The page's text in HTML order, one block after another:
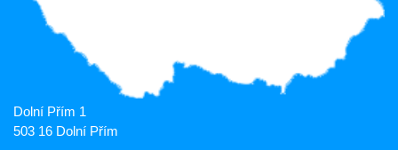
Dolní Přím 1
503 16 Dolní Přím